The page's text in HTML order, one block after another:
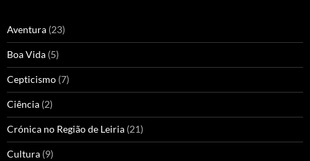
Aventura (23)
Boa Vida (5)
Cepticismo (7)
Ciência (2)
Crónica no Região de Leiria (21)
Cultura (9)